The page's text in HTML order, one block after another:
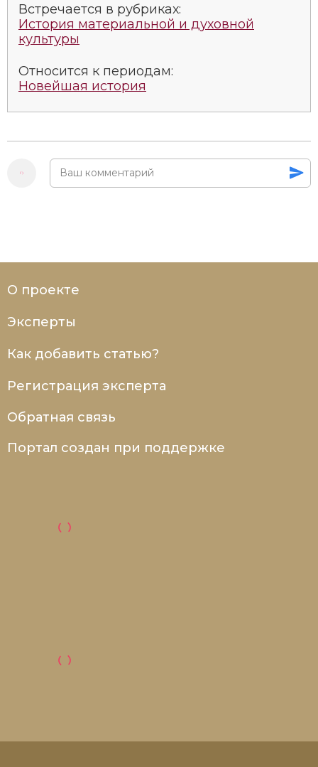
Встречается в рубриках:
История материальной и духовной
культуры
Относится к периодам:
Новейшая история
О проекте
Эксперты
Как добавить статью?
Регистрация эксперта
Обратная связь
Портал создан при поддержке